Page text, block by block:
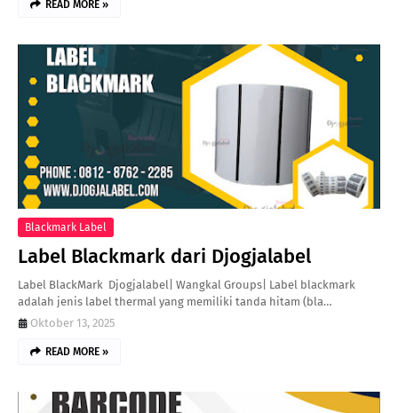
READ MORE »
Blackmark Label
Label Blackmark dari Djogjalabel
Label BlackMark Djogjalabel| Wangkal Groups| Label blackmark
adalah jenis label thermal yang memiliki tanda hitam (bla…
Oktober 13, 2025
READ MORE »